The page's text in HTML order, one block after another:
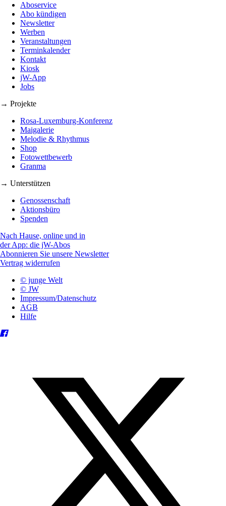
Aboservice
Abo kündigen
Newsletter
Werben
Veranstaltungen
Terminkalender
Kontakt
Kiosk
jW-App
Jobs
→ Projekte
Rosa-Luxemburg-Konferenz
Maigalerie
Melodie & Rhythmus
Shop
Fotowettbewerb
Granma
→ Unterstützen
Genossenschaft
Aktionsbüro
Spenden
Nach Hause, online und in
der App: die jW-Abos
Abonnieren Sie unsere Newsletter
Vertrag widerrufen
© junge Welt
© JW
Impressum/Datenschutz
AGB
Hilfe